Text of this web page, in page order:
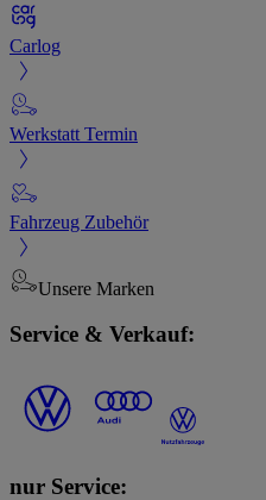
Carlog
Werkstatt Termin
Fahrzeug Zubehör
Unsere Marken
Service & Verkauf:
nur Service: